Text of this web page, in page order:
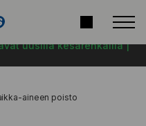
uusilla kesärenkailla |
aineen poisto